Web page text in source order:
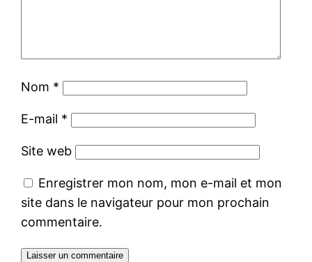
Nom *
E-mail *
Site web
Enregistrer mon nom, mon e-mail et mon
site dans le navigateur pour mon prochain
commentaire.